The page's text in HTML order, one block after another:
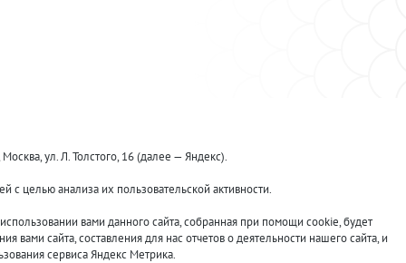
Принимаем к оплате:
ул. Л. Толстого, 16 (далее — Яндекс).
целью анализа их пользовательской активности.
вами данного сайта, собранная при помощи cookie, будет
сайта, составления для нас отчетов о деятельности нашего сайта, и
сервиса Яндекс Метрика.